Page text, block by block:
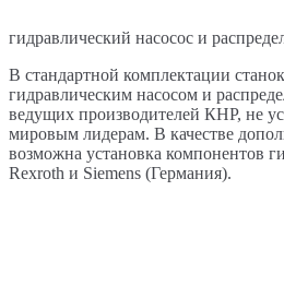
гидравлический насосос и
В стандартной комплектации
гидравлическим насосом и
ведущих производителей КНР, не
мировым лидерам. В качестве
возможна установка компонентов
Rexroth и Siemens (Германия).